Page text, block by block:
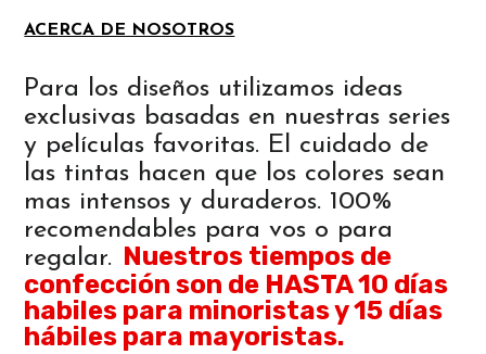
ACERCA DE NOSOTROS
Para los diseños utilizamos ideas
exclusivas basadas en nuestras series
y películas favoritas. El cuidado de
las tintas hacen que los colores sean
mas intensos y duraderos. 100%
recomendables para vos o para
regalar. Nuestros tiempos de
confección son de HASTA 10 días
habiles para minoristas y 15 días
hábiles para mayoristas.